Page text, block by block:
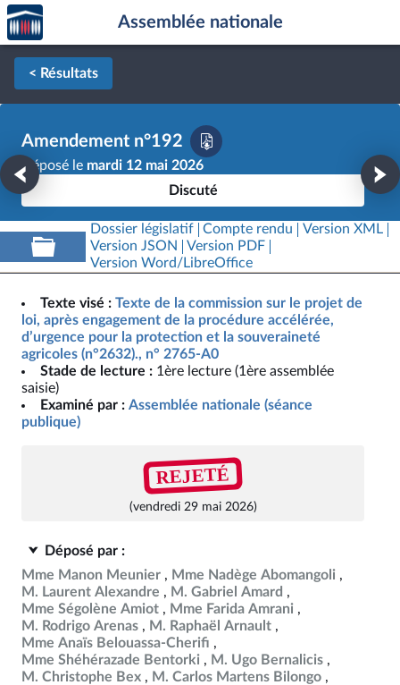
Aller au contenu
Aller en bas de la page
Accèder
à la
page
d'accueil
Assemblée nationale
< Résultats
Amendement n°192
Déposé le mardi 12 mai 2026
Discuté
Dossier législatif Compte rendu
Version XML
Version JSON
Version PDF
Version Word/LibreOffice
Texte visé : Texte de la commission sur le projet de
loi, après engagement de la procédure accélérée,
d’urgence pour la protection et la souveraineté
agricoles (n°2632)., n° 2765-A0
Stade de lecture : 1ère lecture (1ère assemblée
saisie)
Examiné par : Assemblée nationale (séance
publique)
REJETÉ
(vendredi 29 mai 2026)
Déposé par :
Mme Manon Meunier
Mme Nadège Abomangoli
M. Laurent Alexandre
M. Gabriel Amard
Mme Ségolène Amiot
Mme Farida Amrani
M. Rodrigo Arenas
M. Raphaël Arnault
Mme Anaïs Belouassa-Cherifi
Mme Shéhérazade Bentorki
M. Ugo Bernalicis
M. Christophe Bex
M. Carlos Martens Bilongo